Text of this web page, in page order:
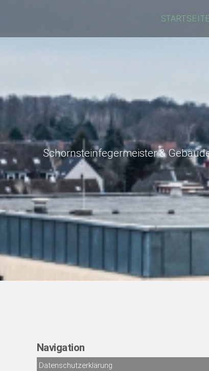
STARTSEITE
Schornsteinfegermeister &
Navigation
Datenschutzerklärung